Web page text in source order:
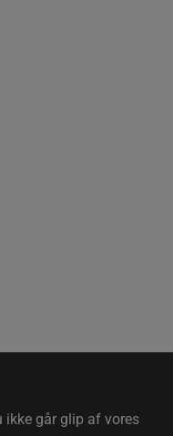
ikke går glip af vores